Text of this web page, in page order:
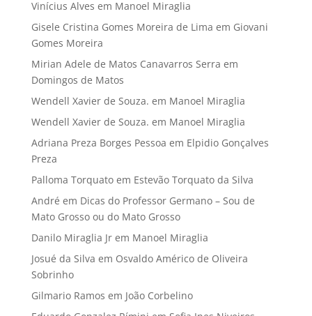
Vinícius Alves em Manoel Miraglia
Gisele Cristina Gomes Moreira de Lima em Giovani
Gomes Moreira
Mirian Adele de Matos Canavarros Serra em
Domingos de Matos
Wendell Xavier de Souza. em Manoel Miraglia
Wendell Xavier de Souza. em Manoel Miraglia
Adriana Preza Borges Pessoa em Elpidio Gonçalves
Preza
Palloma Torquatoem Estevão Torquato da Silva
André em Dicas do Professor Germano – Sou de
Mato Grosso ou do Mato Grosso
Danilo Miraglia Jrem Manoel Miraglia
Josué da Silva em Osvaldo Américo de Oliveira
Sobrinho
Gilmario Ramos em João Corbelino